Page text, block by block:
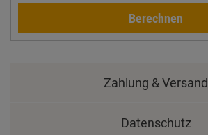
Berechnen
Zahlung & Versand
Datenschutz